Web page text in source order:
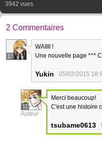
3942 vues
2 Commentaires
13
WAIIII !
Une nouvelle page *^*
Yukin 05/02/2015
11
Auteur
Merci beaucoup!
C'est une histoire
tsubame0613